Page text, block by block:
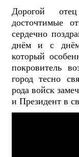
Дорогой
досточтимые
сердечно
днём и с
который
покровитель
город тесно
рода войск
и Президент в